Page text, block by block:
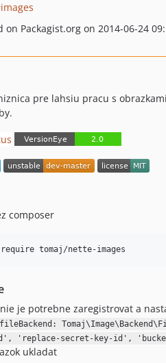
images
on Packagist.org on 2014-06-24
pre lahsiu pracu s
composer
je potrebne zaregistrovat a
fileBackend:
'replace-secret-key-id', 'bucket-
ukladat